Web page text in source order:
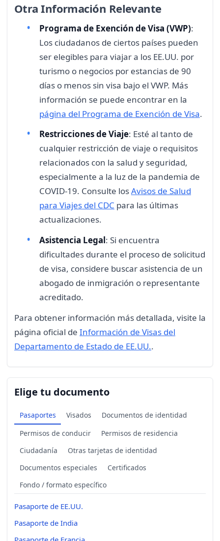
Otra Información Relevante
Programa de Exención de Visa (VWP):
Los ciudadanos de ciertos países pueden
ser elegibles para viajar a los EE.UU. por
turismo o negocios por estancias de 90
días o menos sin visa bajo el VWP. Más
información se puede encontrar en la
página del Programa de Exención de Visa.
Restricciones de Viaje: Esté al tanto de
cualquier restricción de viaje o requisitos
relacionados con la salud y seguridad,
especialmente a la luz de la pandemia de
COVID-19. Consulte losAvisos de Salud
para Viajes del CDC para las últimas
actualizaciones.
Asistencia Legal: Si encuentra
dificultades durante el proceso de solicitud
de visa, considere buscar asistencia de un
abogado de inmigración o representante
acreditado.
Para obtener información más detallada, visite la
página oficial de Información de Visas del
Departamento de Estado de EE.UU..
Elige tu documento
Pasaportes Visados
Documentos de identidad
Permisos de conducir
Permisos de residencia
Ciudadanía
Otras tarjetas de identidad
Documentos especiales
Certificados
Fondo / formato específico
Pasaporte de EE.UU.
Pasaporte de India